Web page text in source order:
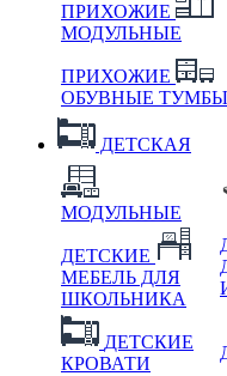
ПРИХОЖИЕ
МОДУЛЬНЫЕ
ПРИХОЖИЕ
ОБУВНЫЕ ТУМБЫ
ДЕТСКАЯ
МОДУЛЬНЫЕ
ДЕТСКИЕ
МЕБЕЛЬ ДЛЯ
ШКОЛЬНИКА
ДЕТСКИЕ
КРОВАТИ